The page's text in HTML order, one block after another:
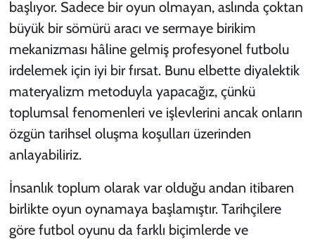
başlıyor. Sadece bir oyun olmayan, aslında çoktan
büyük bir sömürü aracı ve sermaye birikim
mekanizması hâline gelmiş profesyonel futbolu
irdelemek için iyi bir fırsat. Bunu elbette diyalektik
materyalizm metoduyla yapacağız, çünkü
toplumsal fenomenleri ve işlevlerini ancak onların
özgün tarihsel oluşma koşulları üzerinden
anlayabiliriz.
İnsanlık toplum olarak var olduğu andan itibaren
birlikte oyun oynamaya başlamıştır. Tarihçilere
göre futbol oyunu da farklı biçimlerde ve
YAZARLAR